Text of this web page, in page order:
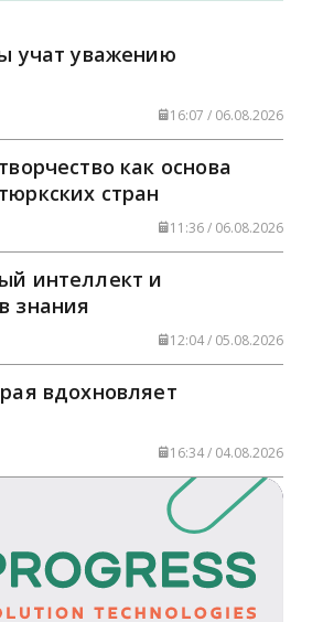
учат уважению
16:07 / 06.08.2026
как основа
стран
11:36 / 06.08.2026
интеллект и
знания
12:04 / 05.08.2026
вдохновляет
16:34 / 04.08.2026